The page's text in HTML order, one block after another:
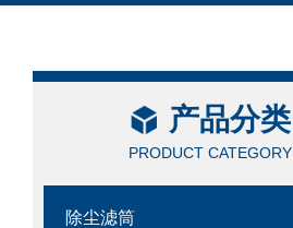
产品分类
PRODUCT CATEGORY
除尘滤筒